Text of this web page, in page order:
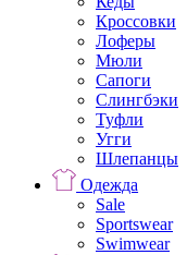
Кроссовки
Лоферы
Мюли
Сапоги
Слингбэки
Туфли
Угги
Шлепанцы
Одежда
Sale
Sportswear
Swimwear